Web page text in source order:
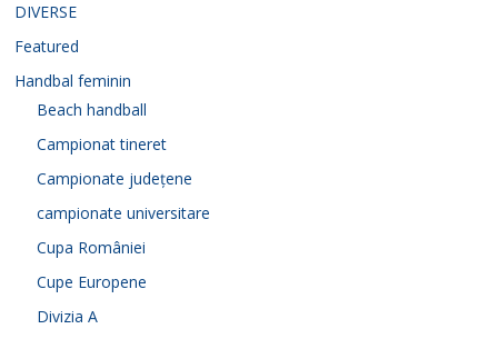
DIVERSE
Featured
Handbal feminin
Beach handball
Campionat tineret
Campionate județene
campionate universitare
Cupa României
Cupe Europene
Divizia A